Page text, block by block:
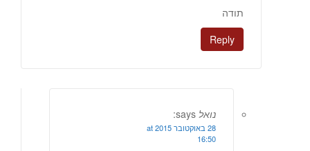
תודה
Reply
נואל says:
28 באוקטובר 2015 at
16:50